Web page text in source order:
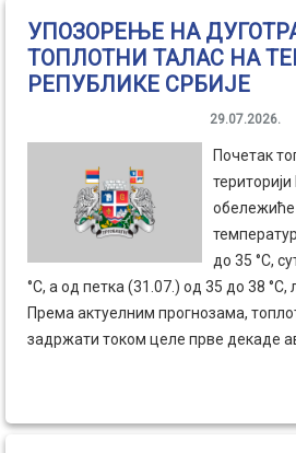
УПОЗОРЕЊЕ НА
ТОПЛОТНИ ТАЛАС НА
РЕПУБЛИКЕ СРБИЈЕ
29.07.2026.
Почетак
до 35 °С,
°С, а од петка (31.07.) од 35 до 38 °С,
Према актуелним прогнозама,
задржати током целе прве декаде
најизраженији ће бити у периоду од
у већини места очекују